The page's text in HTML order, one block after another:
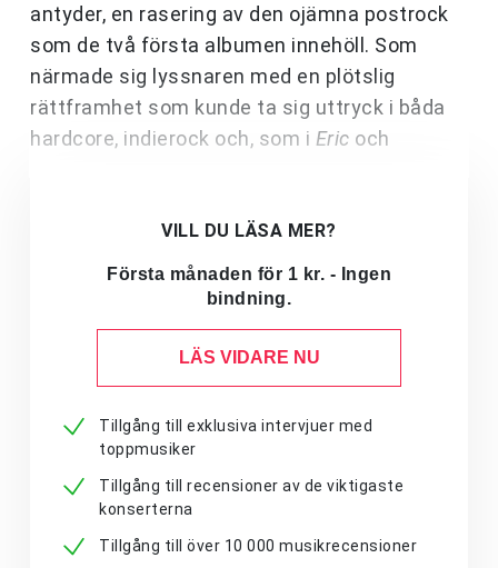
antyder, en rasering av den ojämna postrock
som de två första albumen innehöll. Som
närmade sig lyssnaren med en plötslig
rättframhet som kunde ta sig uttryck i båda
hardcore, indierock och, som i Eric och
VILL DU LÄSA MER?
Första månaden för 1 kr. - Ingen
bindning.
LÄS VIDARE NU
Tillgång till exklusiva intervjuer med
toppmusiker
Tillgång till recensioner av de viktigaste
konserterna
Tillgång till över 10 000 musikrecensioner